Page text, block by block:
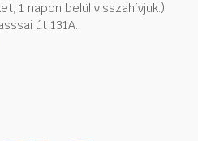
1 napon belül visszahívjuk.)
út 131A.